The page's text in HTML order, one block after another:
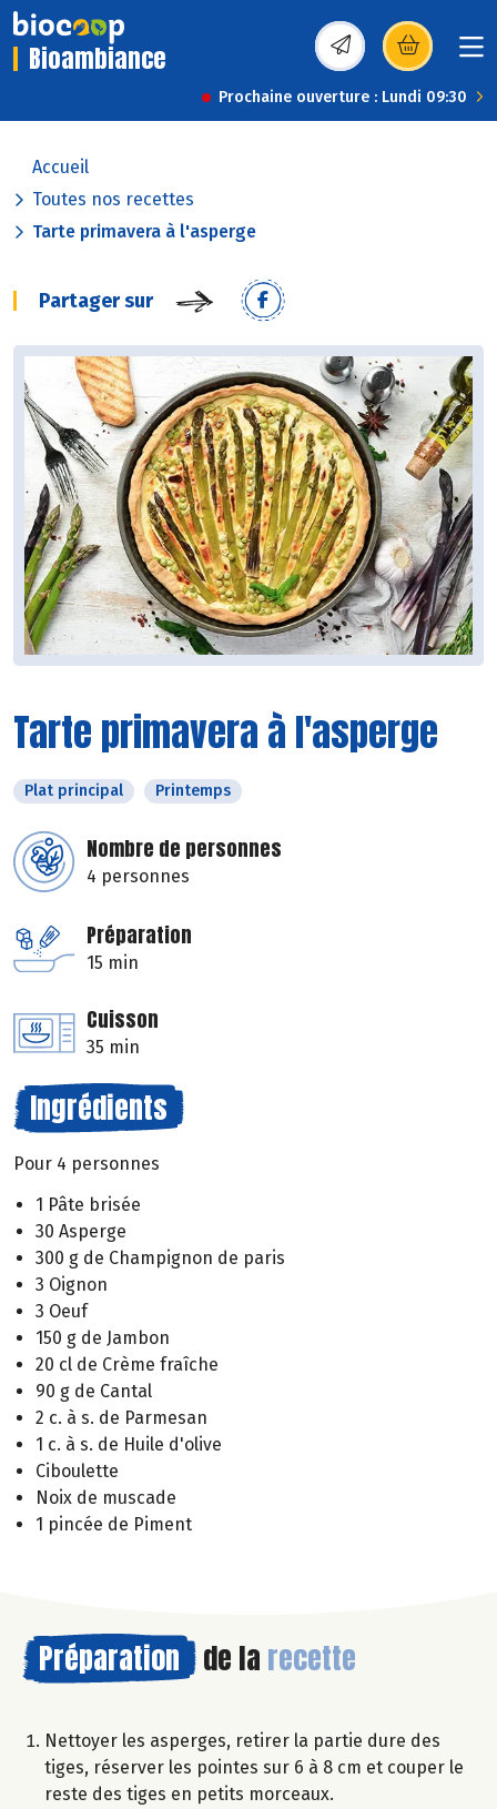
Bioambiance (s’ouvre dans une
Prochaine ouverture : Lundi 09:30
Accueil
Toutes nos recettes
Tarte primavera à l'asperge
Partager sur
Tarte primavera à l'asperge
Plat principal Printemps
Nombre de personnes
4 personnes
Préparation
15 min
Cuisson
35 min
Ingrédients
Pour 4 personnes
1 Pâte brisée
30 Asperge
300 g de Champignon de paris
3 Oignon
3 Oeuf
150 g de Jambon
20 cl de Crème fraîche
90 g de Cantal
2 c. à s. de Parmesan
1 c. à s. de Huile d'olive
Ciboulette
Noix de muscade
1 pincée de Piment
Préparation de la recette
Nettoyer les asperges, retirer la partie dure des
tiges, réserver les pointes sur 6 à 8 cm et couper le
reste des tiges en petits morceaux.